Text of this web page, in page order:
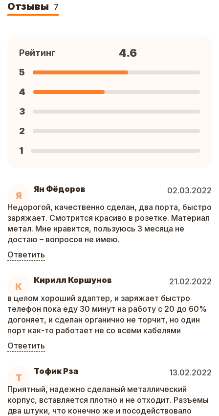
Отзывы 7
Я
Ян Фёдоров
02.03.2022
Недорогой, качественно сделан, два порта, быстро
заряжает. Смотрится красиво в розетке. Материал
метал. Мне нравится, пользуюсь 3 месяца не
достаю – вопросов не имею.
Ответить
К
Кирилл Коршунов
21.02.2022
в целом хороший адаптер, и заряжает быстро
телефон пока еду 30 минут на работу с 20 до 60%
догоняет, и сделан органично не торчит, но один
порт как-то работает не со всеми кабелями
Ответить
Т
Тофик Рза
13.02.2022
Приятный, надежно сделаный металлический
корпус, вставляется плотно и не отходит. Разъемы
два штуки, что конечно же и посодействовало
Рейтинг 4.6
5
4
3
2
1